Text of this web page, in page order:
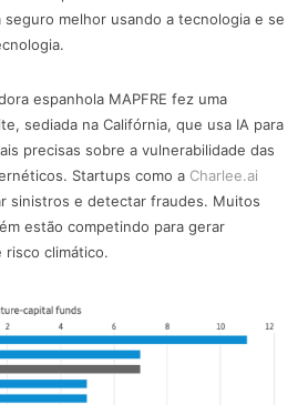
melhor usando a tecnologia e se
espanhola MAPFRE fez uma
sediada na Califórnia, que usa IA para
precisas sobre a vulnerabilidade das
Startups como a Charlee.ai
sinistros e detectar fraudes. Muitos
estão competindo para gerar
risco climático.